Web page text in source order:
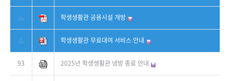
학생생활관 공용시설 개방
학생생활관 무료대여 서비스 안내
93 2025년 학생생활관 냉방 종료 안내